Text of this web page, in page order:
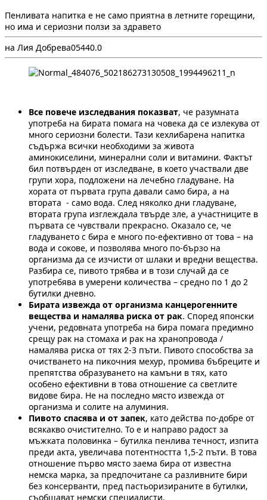
Пенливата напитка е не само приятна в летните горещини,
но има и сериозни ползи за здравето
на Лия Добрева05440.0
Все повече изследвания показват, че разумната
употреба на бирата помага на човека да се излекува от
много сериозни болести. Тази кехлибарена напитка
съдържа всички необходими за живота
аминокиселини, минерални соли и витамини. Фактът
бил потвърден от изследване, в което участвали две
групи хора, подложени на лечебно гладуване. На
хората от първата група давали само бира, а на
втората - само вода. След няколко дни гладуване,
втората група изглеждала твърде зле, а участниците в
първата се чувствали прекрасно. Оказало се, че
гладуването с бира е много по-ефективно от това – на
вода и сокове, и позволява много по-бързо на
организма да се изчисти от шлаки и вредни вещества.
Разбира се, пивото трябва и в този случай да се
употребява в умерени количества – средно по 1 до 2
бутилки дневно.
Бирата извежда от организма канцерогенните
вещества и намалява риска от рак. Според японски
учени, редовната употреба на бира помага предимно
срещу рак на стомаха и рак на хранопровода /
намалява риска от тях 2-3 пъти. Пивото способства за
очистването на пикочния мехур, промива бъбреците и
препятства образуването на камъни в тях, като
особено ефективни в това отношение са светлите
видове бира. Не на последно място извежда от
организма и солите на алуминия.
Пивото спасява и от запек, като действа по-добре от
всякакво очистително. То е и направо радост за
мъжката половинка – бутилка пенлива течност, изпита
преди акта, увеличава потентността 1,5-2 пъти. В това
отношение първо място заема бира от известна
немска марка, за предпочитане са разливните бири
без консерванти, пред пастьоризираните в бутилки,
съобщават немски специалисти.